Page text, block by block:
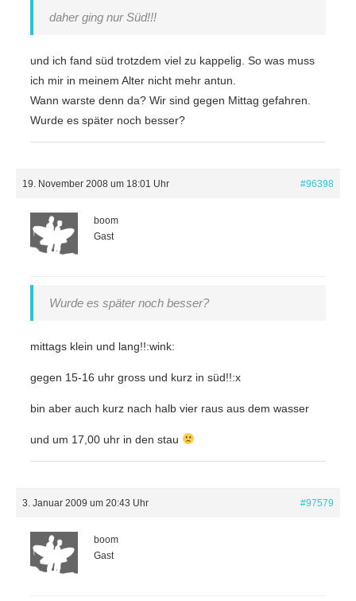
daher ging nur Süd!!!
und ich fand süd trotzdem viel zu kappelig. So was muss
ich mir in meinem Alter nicht mehr antun.
Wann warste denn da? Wir sind gegen Mittag gefahren.
Wurde es später noch besser?
19. November 2008 um 18:01 Uhr #96398
boom
Gast
Wurde es später noch besser?
mittags klein und lang!!:wink:
gegen 15-16 uhr gross und kurz in süd!!:x
bin aber auch kurz nach halb vier raus aus dem wasser
und um 17,00 uhr in den stau
3. Januar 2009 um 20:43 Uhr #97579
boom
Gast